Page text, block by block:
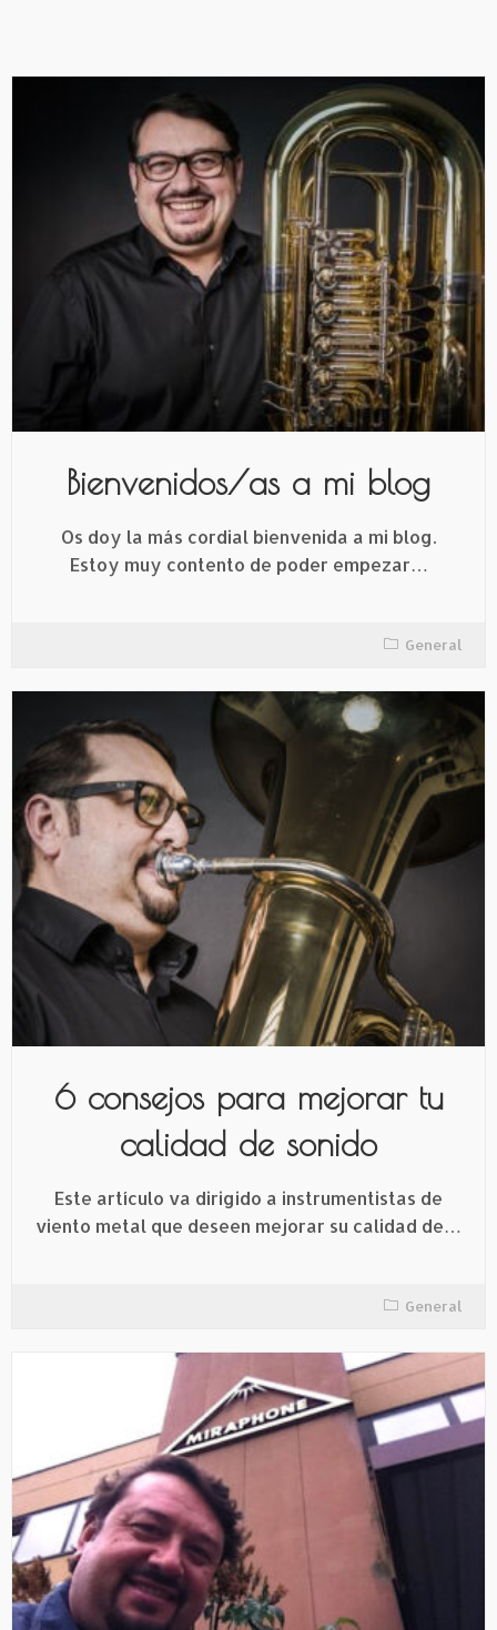
Bienvenidos/as a mi blog
Os doy la más cordial bienvenida a mi blog.
Estoy muy contento de poder empezar…
General
6 consejos para mejorar tu
calidad de sonido
Este artículo va dirigido a instrumentistas de
viento metal que deseen mejorar su calidad de…
General